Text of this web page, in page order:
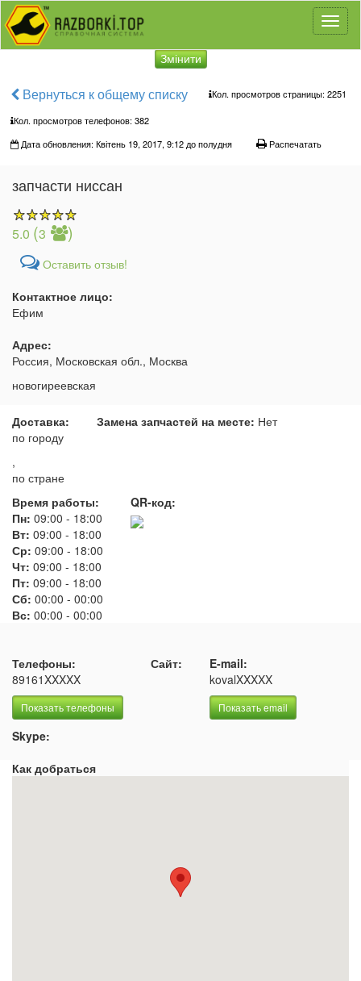
Змінити
Вернуться к общему списку Кол. просмотров страницы: 2251
Кол. просмотров телефонов: 382
Дата обновления: Квітень 19, 2017, 9:12 до полудня
Распечатать
запчасти ниссан
5.0 (3 )
Оставить отзыв!
Контактное лицо:
Ефим
Адрес:
Россия, Московская обл., Москва
новогиреевская
Доставка:
по городу
,
по стране
Замена запчастей на месте: Нет
Время работы:
Пн: 09:00 - 18:00
Вт: 09:00 - 18:00
Ср: 09:00 - 18:00
Чт: 09:00 - 18:00
Пт: 09:00 - 18:00
Сб: 00:00 - 00:00
Вс: 00:00 - 00:00
QR-код:
Телефоны:
89161XXXXX
Показать телефоны
Сайт:
E-mail:
kovalXXXXX
Показать email
Skype:
Как добраться